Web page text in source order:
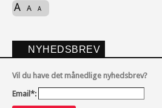
A A A
NYHEDSBREV
Vil du have det månedlige nyhedsbrev?
Email*: